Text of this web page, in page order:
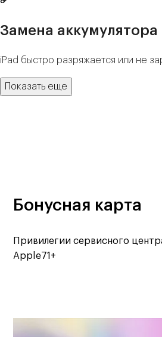
Замена аккумулятора
iPad быстро разряжается или не
Показать еще
Бонусная карта
Привилегии сервисного
Apple71+